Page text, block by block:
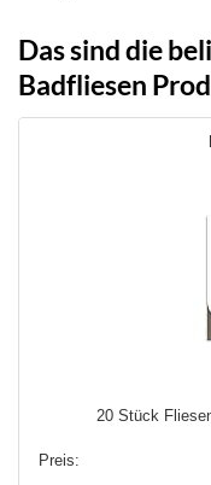
Das sind die
Badfliesen
20 Stück